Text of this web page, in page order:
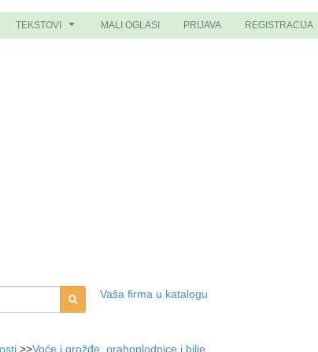
TEKSTOVI MALI OGLASI PRIJAVA REGISTRACIJA
Vaša firma u katalogu
>>Voće i grožđe, orahoplodnice i bilje